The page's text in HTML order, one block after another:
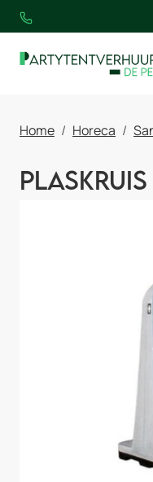
Home Horeca
Plaskruis